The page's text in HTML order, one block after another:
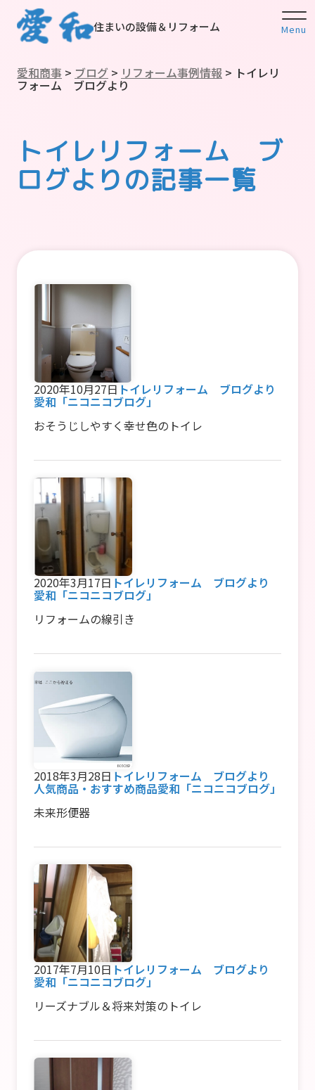
住まいの設備＆リフォーム Menu
愛和商事 > ブログ > リフォーム事例情報 > トイレリ
フォーム ブログより
トイレリフォーム ブ
ログよりの記事一覧
2020年10月27日 トイレリフォーム ブログより
愛和「ニコニコブログ」
おそうじしやすく幸せ色のトイレ
2020年3月17日 トイレリフォーム ブログより
愛和「ニコニコブログ」
リフォームの線引き
2018年3月28日 トイレリフォーム ブログより
人気商品・おすすめ商品愛和「ニコニコブログ」
未来形便器
2017年7月10日 トイレリフォーム ブログより
愛和「ニコニコブログ」
リーズナブル＆将来対策のトイレ